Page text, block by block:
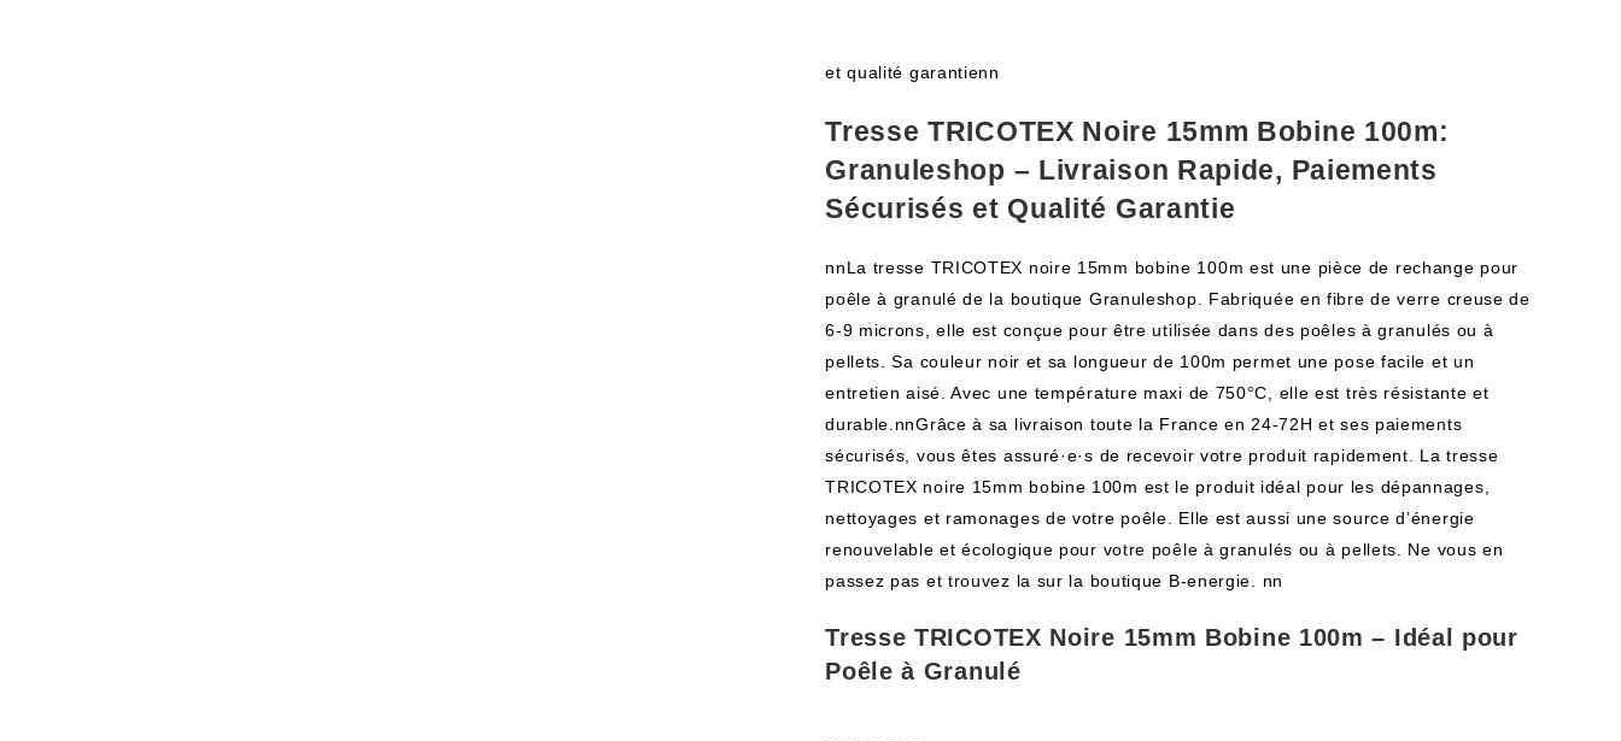
et qualité garantienn
Tresse TRICOTEX Noire 15mm Bobine 100m:
Granuleshop – Livraison Rapide, Paiements
Sécurisés et Qualité Garantie
nnLa tresse TRICOTEX noire 15mm bobine 100m est une pièce de rechange pour
poêle à granulé de la boutique Granuleshop. Fabriquée en fibre de verre creuse de
6-9 microns, elle est conçue pour être utilisée dans des poêles à granulés ou à
pellets. Sa couleur noir et sa longueur de 100m permet une pose facile et un
entretien aisé. Avec une température maxi de 750°C, elle est très résistante et
durable.nnGrâce à sa livraison toute la France en 24-72H et ses paiements
sécurisés, vous êtes assuré·e·s de recevoir votre produit rapidement. La tresse
TRICOTEX noire 15mm bobine 100m est le produit idéal pour les dépannages,
nettoyages et ramonages de votre poêle. Elle est aussi une source d’énergie
renouvelable et écologique pour votre poêle à granulés ou à pellets. Ne vous en
passez pas et trouvez la sur la boutique B-energie. nn
Tresse TRICOTEX Noire 15mm Bobine 100m – Idéal pour
Poêle à Granulé